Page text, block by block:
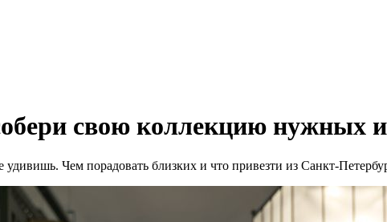
свою коллекцию нужных
Чем порадовать близких и что привезти из Санкт-